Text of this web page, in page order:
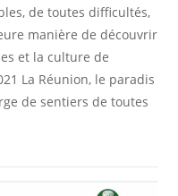
de toutes difficultés,
manière de découvrir
et la culture de
La Réunion, le paradis
de sentiers de toutes